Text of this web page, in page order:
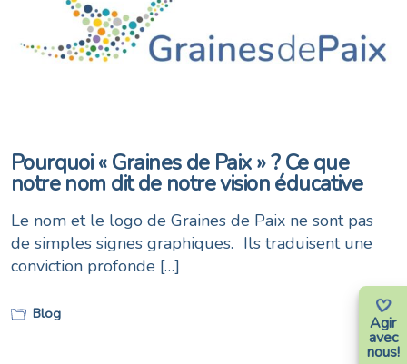
Agir
avec
nous!
Pourquoi « Graines de Paix » ? Ce que
notre nom dit de notre vision éducative
Le nom et le logo de Graines de Paix ne sont pas
de simples signes graphiques. Ils traduisent une
conviction profonde […]
Blog